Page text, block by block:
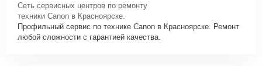
Сеть сервисных центров по ремонту
техники Canon в Красноярске.
Профильный сервис по технике Canon в Красноярске. Ремонт
любой сложности с гарантией качества.